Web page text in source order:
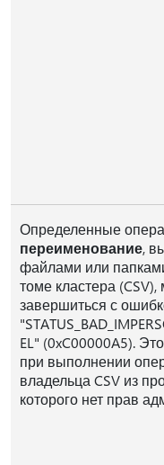
Определенные
переименование,
файлами или
томе кластера (CSV),
завершиться с
EL" (0xC00000A5).
при выполнении
владельца CSV из
которого нет прав